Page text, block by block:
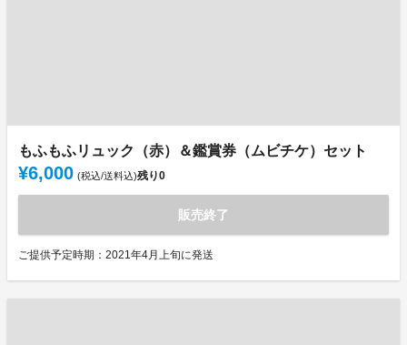
もふもふリュック（赤）＆鑑賞券（ムビチケ）セット
¥6,000 (税込/送料込)残り0
販売終了
ご提供予定時期：2021年4月上旬に発送